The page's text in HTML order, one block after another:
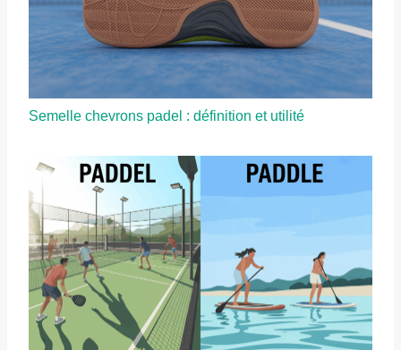
Semelle chevrons padel : définition et utilité